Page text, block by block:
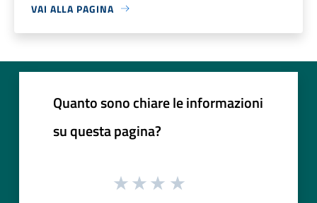
VAI ALLA PAGINA
Quanto sono chiare le informazioni
su questa pagina?